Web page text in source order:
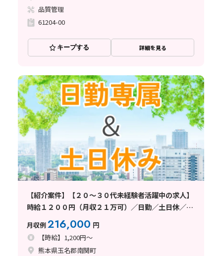
品質管理
61204-00
キープする 詳細を見る
【紹介案件】【２０～３０代未経験者活躍中の求人】
時給１２００円（月収２１万可）／日勤／土日休／寮
費・寮駐車場無料
月収例216,000 円
【時給】1,200円～
熊本県玉名郡南関町